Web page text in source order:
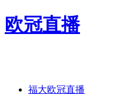
欧冠直播
福大欧冠直播